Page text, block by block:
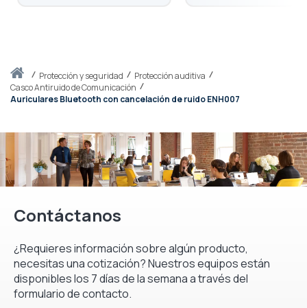
Inicioprotección y seguridad
Protección auditiva
Casco Antiruido de Comunicación
Auriculares Bluetooth con cancelación de ruido ENH007
Contáctanos
¿Requieres información sobre algún producto,
necesitas una cotización? Nuestros equipos están
disponibles los 7 días de la semana a través del
formulario de contacto.